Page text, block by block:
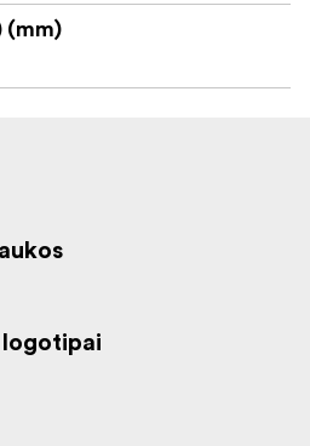
(mm)
logotipai